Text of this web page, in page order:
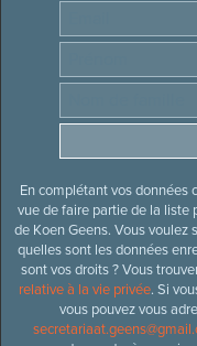
En complétant vos données
vue de faire partie de la liste
de Koen Geens. Vous voulez
quelles sont les données
sont vos droits ? Vous
relative à la vie privée. Si
vous pouvez vous